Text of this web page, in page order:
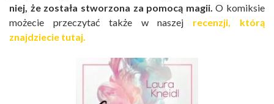
niej, że została stworzona za pomocą magii.O komiksie
możecie przeczytać także w naszej recenzji, którą
znajdziecie tutaj.